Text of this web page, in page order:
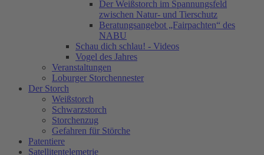
Der Weißstorch im Spannungsfeld
zwischen Natur- und Tierschutz
Beratungsangebot „Fairpachten“ des
NABU
Schau dich schlau! - Videos
Vogel des Jahres
Veranstaltungen
Loburger Storchennester
Der Storch
Weißstorch
Schwarzstorch
Storchenzug
Gefahren für Störche
Patentiere
Satellitentelemetrie